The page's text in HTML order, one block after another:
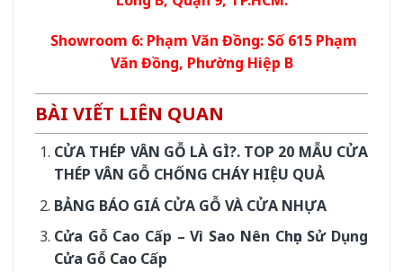
Showroom 6: Phạm Văn Đồng: Số 615 Phạm
Văn Đồng, Phường Hiệp B
BÀI VIẾT LIÊN QUAN
CỬA THÉP VÂN GỖ LÀ GÌ?. TOP 20 MẪU CỬA
THÉP VÂN GỖ CHỐNG CHÁY HIỆU QUẢ
BẢNG BÁO GIÁ CỬA GỖ VÀ CỬA NHỰA
Cửa Gỗ Cao Cấp – Vì Sao Nên Chọn Sử Dụng
Cửa Gỗ Cao Cấp